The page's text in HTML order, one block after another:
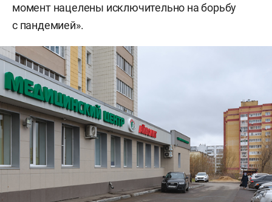
момент нацелены исключительно на борьбу
с пандемией».